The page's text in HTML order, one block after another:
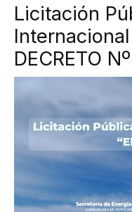
Licitación
DECRETO